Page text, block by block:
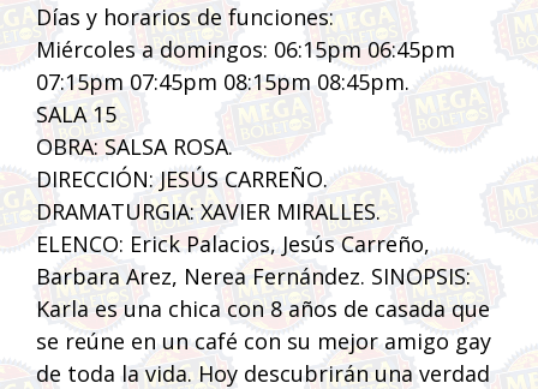
Días y horarios de funciones:
Miércoles a domingos: 06:15pm 06:45pm
07:15pm 07:45pm 08:15pm 08:45pm.
SALA 15
OBRA: SALSA ROSA.
DIRECCIÓN: JESÚS CARREÑO.
DRAMATURGIA: XAVIER MIRALLES.
ELENCO: Erick Palacios, Jesús Carreño,
Barbara Arez, Nerea Fernández. SINOPSIS:
Karla es una chica con 8 años de casada que
se reúne en un café con su mejor amigo gay
de toda la vida. Hoy descubrirán una verdad